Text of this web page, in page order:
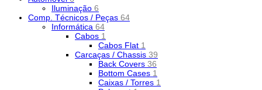
Iluminação 6
Comp. Técnicos / Peças 64
Informática 64
Cabos 1
Cabos Flat 1
Carcaças / Chassis 39
Back Covers 36
Bottom Cases 1
Caixas / Torres 1